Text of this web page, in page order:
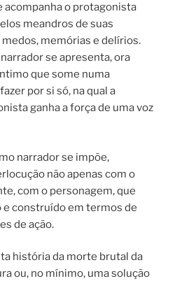
acompanha o protagonista
meandros de suas
memórias e delírios.
se apresenta, ora
que some numa
por si só, na qual a
ganha a força de uma voz
narrador se impõe,
não apenas com o
com o personagem, que
e construído em termos de
de ação.
história da morte brutal da
ou, no mínimo, uma solução